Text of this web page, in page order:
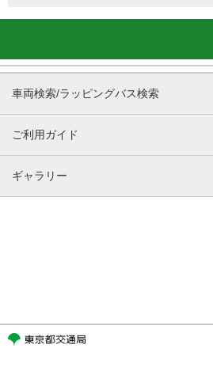
車両検索/ラッピングバス検索
ご利用ガイド
ギャラリー